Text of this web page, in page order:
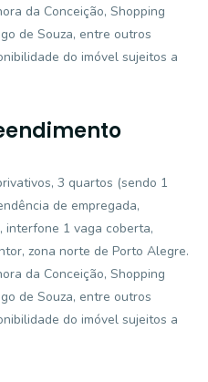
da Conceição, Shopping
de Souza, entre outros
do imóvel sujeitos a
3 quartos (sendo 1
de empregada,
interfone 1 vaga coberta,
zona norte de Porto Alegre.
da Conceição, Shopping
de Souza, entre outros
do imóvel sujeitos a